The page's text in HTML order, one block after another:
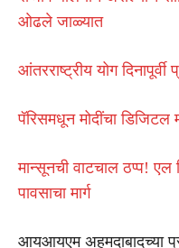
ओढले जाळ्यात
आंतरराष्ट्रीय योग
पॅरिसमधून मोदींचा डिजिटल
मान्सूनची वाटचाल ठप्प! एल
पावसाचा मार्ग
आयआयएम अहमदाबादच्या